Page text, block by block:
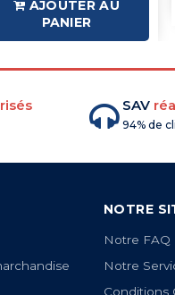
AJOUTER AU
PANIER
SAV
94% de
NOTRE
Notre FAQ
Notre
Conditions